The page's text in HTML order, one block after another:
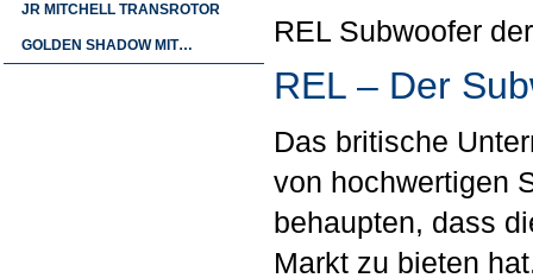
JR MITCHELL TRANSROTOR
GOLDEN SHADOW MIT… REL Subwoofer
REL – Der
Das britische
von hochwertigen
behaupten, dass
Markt zu bieten